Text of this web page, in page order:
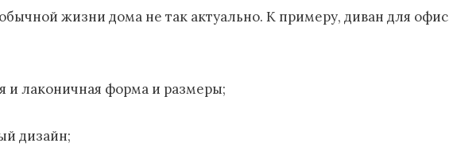
жизни дома не так актуально. К примеру, диван для
и лаконичная форма и размеры;
дизайн;